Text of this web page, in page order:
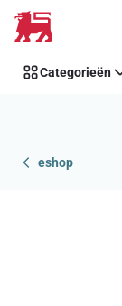
Overslaan
Categorieën
eshop